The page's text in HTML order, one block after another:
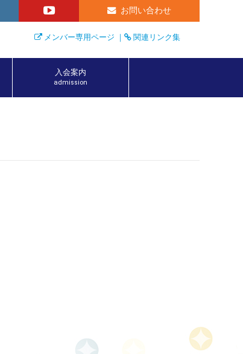
お問い合わせ
メンバー専用ページ ｜ 関連リンク集
入会案内
admission